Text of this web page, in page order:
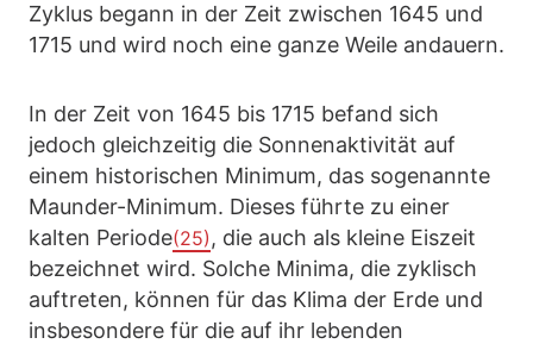
Zyklus begann in der Zeit zwischen 1645 und
1715 und wird noch eine ganze Weile andauern.
In der Zeit von 1645 bis 1715 befand sich
jedoch gleichzeitig die Sonnenaktivität auf
einem historischen Minimum, das sogenannte
Maunder-Minimum. Dieses führte zu einer
kalten Periode(25) , die auch als kleine Eiszeit
bezeichnet wird. Solche Minima, die zyklisch
auftreten, können für das Klima der Erde und
insbesondere für die auf ihr lebenden